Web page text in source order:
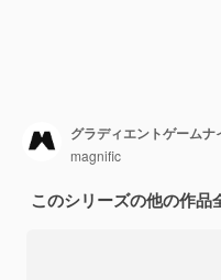
グラディエントゲーム
magnific
このシリーズの他の作品